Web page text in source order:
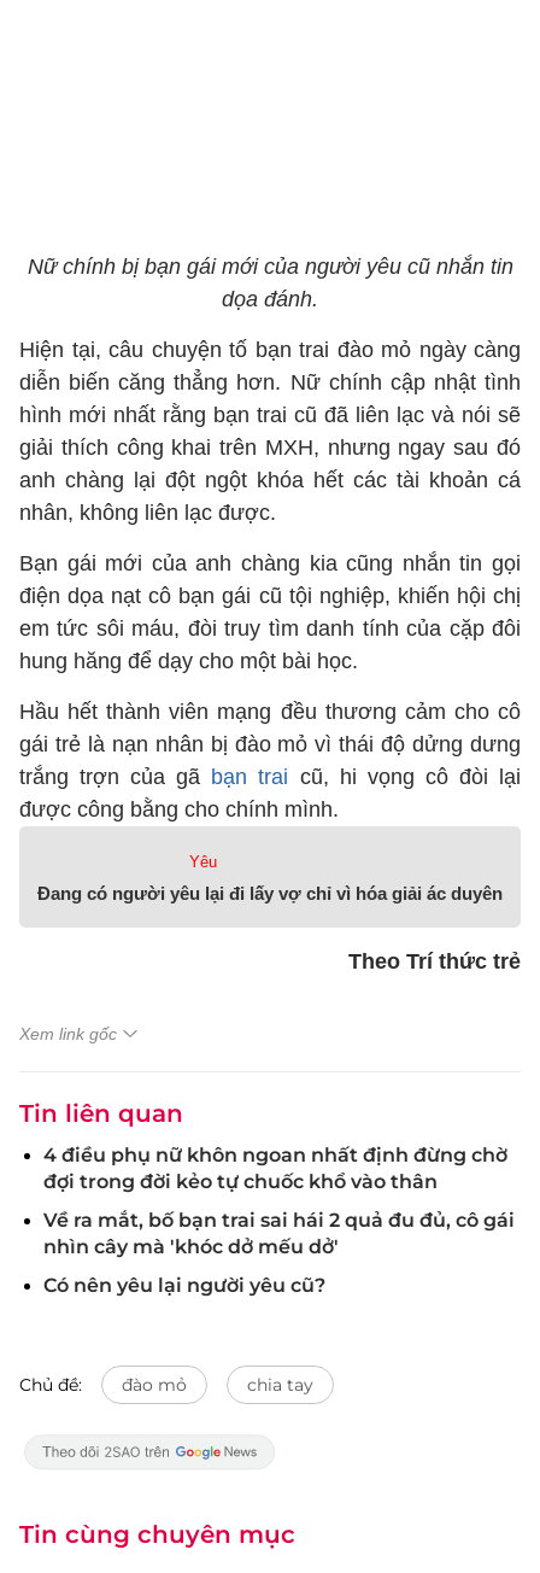
Nữ chính bị bạn gái mới của người yêu cũ nhắn tin
dọa đánh.
Hiện tại, câu chuyện tố bạn trai đào mỏ ngày càng
diễn biến căng thẳng hơn. Nữ chính cập nhật tình
hình mới nhất rằng bạn trai cũ đã liên lạc và nói sẽ
giải thích công khai trên MXH, nhưng ngay sau đó
anh chàng lại đột ngột khóa hết các tài khoản cá
nhân, không liên lạc được.
Bạn gái mới của anh chàng kia cũng nhắn tin gọi
điện dọa nạt cô bạn gái cũ tội nghiệp, khiến hội chị
em tức sôi máu, đòi truy tìm danh tính của cặp đôi
hung hăng để dạy cho một bài học.
Hầu hết thành viên mạng đều thương cảm cho cô
gái trẻ là nạn nhân bị đào mỏ vì thái độ dửng dưng
trắng trợn của gã bạn trai cũ, hi vọng cô đòi lại
được công bằng cho chính mình.
Yêu
Đang có người yêu lại đi lấy vợ chỉ vì hóa giải ác duyên
Theo Trí thức trẻ
Xem link gốc
Tin liên quan
4 điều phụ nữ khôn ngoan nhất định đừng chờ
đợi trong đời kẻo tự chuốc khổ vào thân
Về ra mắt, bố bạn trai sai hái 2 quả đu đủ, cô gái
nhìn cây mà 'khóc dở mếu dở'
Có nên yêu lại người yêu cũ?
Chủ đề: đào mỏ chia tay
Tin cùng chuyên mục